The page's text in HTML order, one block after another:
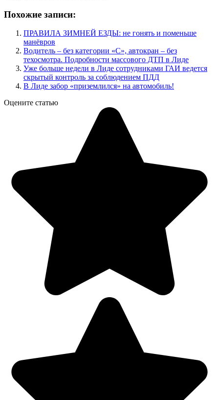
Похожие записи:
ПРАВИЛА ЗИМНЕЙ ЕЗДЫ: не гонять и поменьше
манёвров
Водитель – без категории «С», автокран – без
техосмотра. Подробности массового ДТП в Лиде
Уже больше недели в Лиде сотрудниками ГАИ ведется
скрытый контроль за соблюдением ПДД
В Лиде забор «приземлился» на автомобиль!
Оцените статью